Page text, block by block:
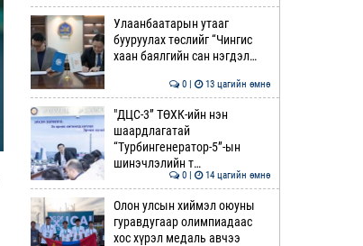
Улаанбаатарын утааг
бууруулах төслийг “Чингис
хаан баялгийн сан нэгдэл…
0 | 13 цагийн өмнө
"ДЦС-3” ТӨХК-ийн нэн
шаардлагатай
“Турбингенератор-5”-ын
шинэчлэлийн т…
0 | 14 цагийн өмнө
Олон улсын хиймэл оюуны
гуравдугаар олимпиадаас
хос хүрэл медаль авчээ